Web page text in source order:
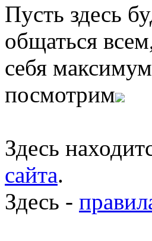
Пусть здесь
общаться
себя
посмотрим
Здесь
сайта.
Здесь -